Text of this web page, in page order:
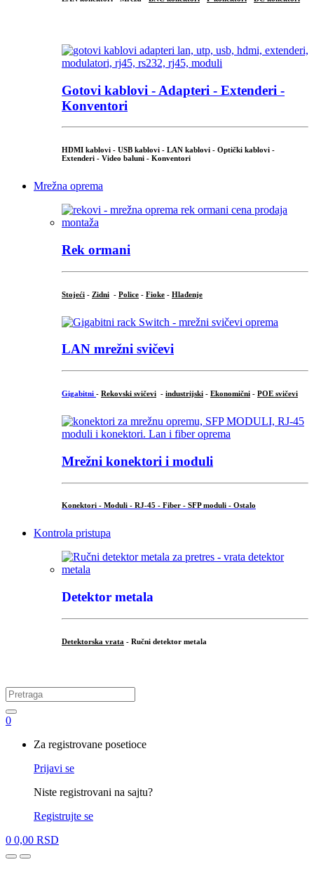
Gotovi kablovi - Adapteri - Extenderi -
Konventori
HDMI kablovi - USB kablovi - LAN kablovi - Optički kablovi -
Extenderi - Video baluni - Konventori
Mrežna oprema
Rek ormani
Stojeći - Zidni - Police - Fioke - Hlađenje
LAN mrežni svičevi
Gigabitni - Rekovski svičevi - industrijski - Ekonomični - POE svičevi
Mrežni konektori i moduli
Konektori - Moduli - RJ-45 - Fiber - SFP moduli - Ostalo
Kontrola pristupa
Detektor metala
Detektorska vrata - Ručni detektor metala
Search
for:
0
Za registrovane posetioce
Prijavi se
Niste registrovani na sajtu?
Registrujte se
0 0,00 RSD
OpenClose